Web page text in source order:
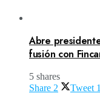
Abre
fusión con
5 shares
Share 2 Tweet 1